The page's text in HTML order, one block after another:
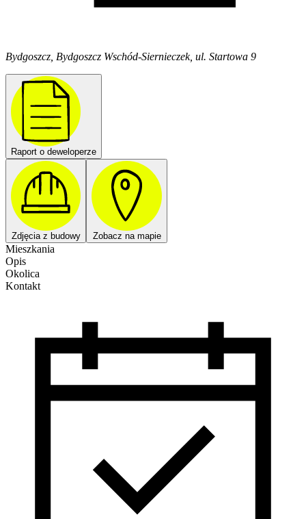
Bydgoszcz, Bydgoszcz Wschód-Siernieczek, ul. Startowa 9
Raport o deweloperze
Zdjęcia z budowy Zobacz na mapie
Mieszkania
Opis
Okolica
Kontakt